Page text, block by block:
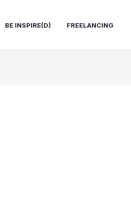
BE INSPIRE(D) FREELANCING